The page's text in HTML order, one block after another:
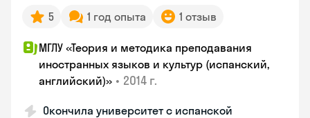
5 1 год опыта 1 отзыв
МГЛУ «Теория и методика преподавания
иностранных языков и культур (испанский,
английский)» • 2014 г.
Окончила университет с испанской